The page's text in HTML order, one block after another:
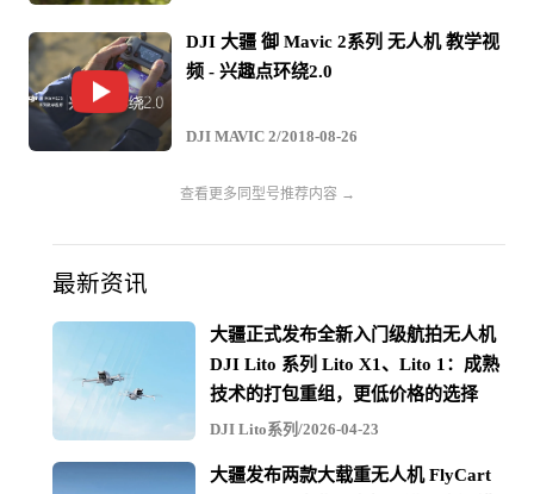
DJI 大疆 御 Mavic 2系列 无人机 教学视
频 - 兴趣点环绕2.0
DJI MAVIC 2/2018-08-26
查看更多同型号推荐内容 →
最新资讯
大疆正式发布全新入门级航拍无人机
DJI Lito 系列 Lito X1、Lito 1：成熟
技术的打包重组，更低价格的选择
DJI Lito系列/2026-04-23
大疆发布两款大载重无人机 FlyCart